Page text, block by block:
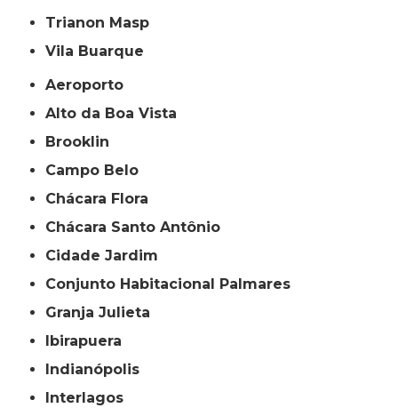
Trianon Masp
Vila Buarque
Aeroporto
Alto da Boa Vista
Brooklin
Campo Belo
Chácara Flora
Chácara Santo Antônio
Cidade Jardim
Conjunto Habitacional Palmares
Granja Julieta
Ibirapuera
Indianópolis
Interlagos